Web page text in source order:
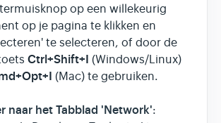
op een willekeurig
op je pagina te klikken en
te selecteren, of door de
Ctrl+Shift+I (Windows/Linux)
(Mac) te gebruiken.
naar het Tabblad 'Network':